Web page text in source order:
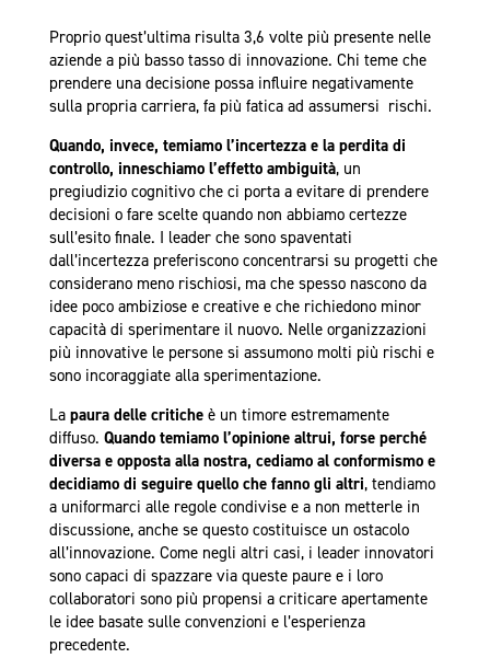
Proprio quest’ultima risulta 3,6 volte più presente nelle
aziende a più basso tasso di innovazione. Chi teme che
prendere una decisione possa influire negativamente
sulla propria carriera, fa più fatica ad assumersi rischi.
Quando, invece, temiamo l’incertezza e la perdita di
controllo, inneschiamo l’effetto ambiguità, un
pregiudizio cognitivo che ci porta a evitare di prendere
decisioni o fare scelte quando non abbiamo certezze
sull’esito finale. I leader che sono spaventati
dall’incertezza preferiscono concentrarsi su progetti che
considerano meno rischiosi, ma che spesso nascono da
idee poco ambiziose e creative e che richiedono minor
capacità di sperimentare il nuovo. Nelle organizzazioni
più innovative le persone si assumono molti più rischi e
sono incoraggiate alla sperimentazione.
La paura delle criticheè un timore estremamente
diffuso. Quando temiamo l’opinione altrui, forse perché
diversa e opposta alla nostra, cediamo al conformismo e
decidiamo di seguire quello che fanno gli altri, tendiamo
a uniformarci alle regole condivise e a non metterle in
discussione, anche se questo costituisce un ostacolo
all’innovazione. Come negli altri casi, i leader innovatori
sono capaci di spazzare via queste paure e i loro
collaboratori sono più propensi a criticare apertamente
le idee basate sulle convenzioni e l’esperienza
precedente.